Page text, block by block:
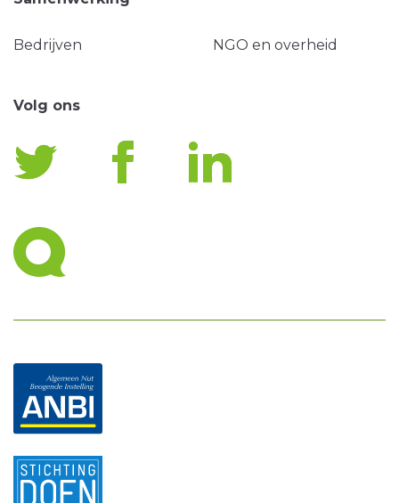
Bedrijven NGO en overheid
Volg ons